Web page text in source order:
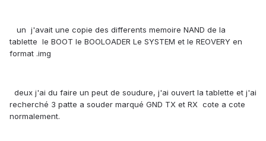
un j'avait une copie des differents memoire NAND de la
tablette le BOOT le BOOLOADER Le SYSTEM et le REOVERY en
format .img
deux j'ai du faire un peut de soudure, j'ai ouvert la tablette et j'ai
recherché 3 patte a souder marqué GND TX et RX cote a cote
normalement.